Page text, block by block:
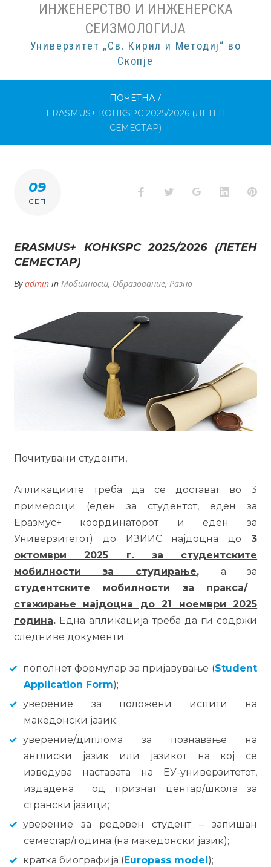
ИНЖЕНЕРСТВО И ИНЖЕНЕРСКА
СЕИЗМОЛОГИЈА
Универзитет „Св. Кирил и Методиј“ во
Скопје
ПОЧЕТНА /
ERASMUS+ КОНКЅРС 2025/2026 (ЛЕТЕН
СЕМЕСТАР)
09
СЕП
Facebook
Twitter Google+LinkedIn
ERASMUS+ КОНКЅРС 2025/2026 (ЛЕТЕН
СЕМЕСТАР)
Byadmin in Мобилност, Образование, Разно
Почитувани студенти,
Aпликациите треба да се достават во 3
примероци (еден за студентот, еден за
Еразмус+ координаторот и еден за
Универзитетот) до ИЗИИС најдоцна до3
октомври 2025 г. за студентските
мобилности за студирање, а за
студентските мобилности за пракса/
стажирање најдоцна до 21 ноември 2025
година.Една апликација треба да ги содржи
следниве документи:
пополнет формулар за пријавување (Student
Application Form);
уверение за положени испити на
македонски јазик;
уверение/диплома за познавање на
англиски јазик или јазикот на кој се
изведува наставата на ЕУ-универзитетот,
издадена од признат центар/школа за
странски јазици;
уверение за редовен студент – запишан
семестар/година (на македонски јазик);
кратка биографија (Europass model);